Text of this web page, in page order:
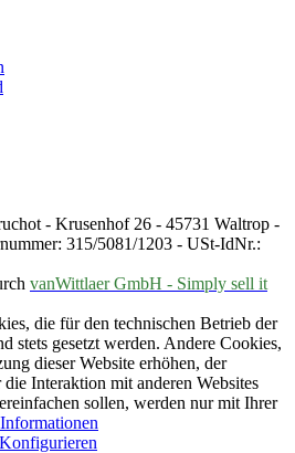
- Krusenhof 26 - 45731 Waltrop -
315/5081/1203 - USt-IdNr.:
vanWittlaer GmbH - Simply sell it
die für den technischen Betrieb der
stets gesetzt werden. Andere Cookies,
dieser Website erhöhen, der
Interaktion mit anderen Websites
sollen, werden nur mit Ihrer
Konfigurieren